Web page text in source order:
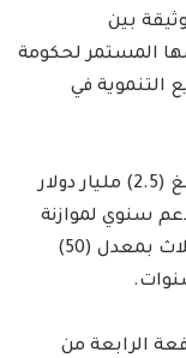
بين
المستمر لحكومة
التنموية في
تأتي حزمة مساعدات اقتصادية للأردن بمبلغ (2.5) مليار دولار
سنوي لموازنة
الحكومة الأردنية من كل دولة من الدول الثلاث بمعدل (50)
الرابعة من